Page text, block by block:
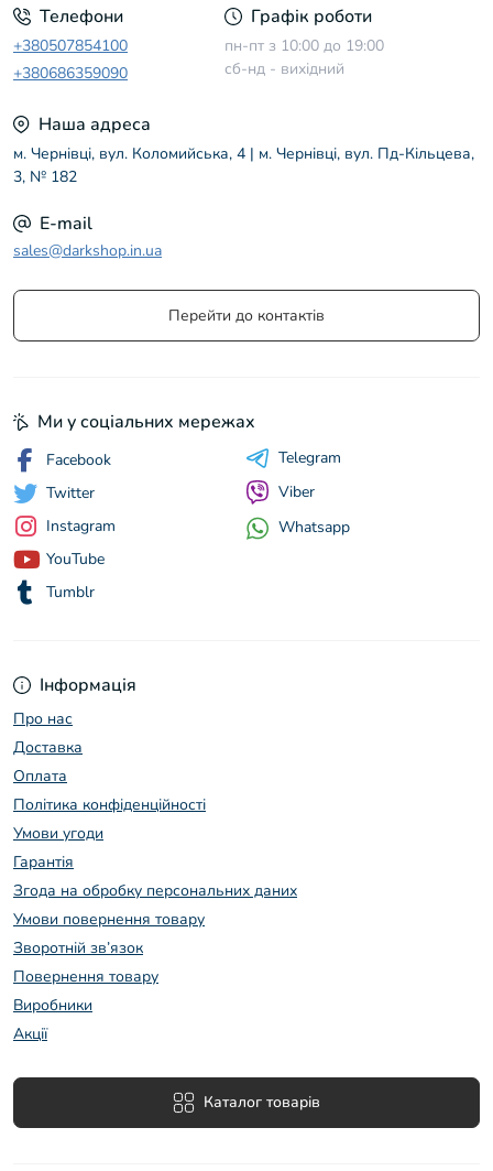
Телефони
+380507854100
+380686359090
Графік роботи
пн-пт з 10:00 до 19:00
сб-нд - вихідний
Наша адреса
м. Чернівці, вул. Коломийська, 4 | м. Чернівці, вул. Пд-Кільцева,
3, № 182
E-mail
sales@darkshop.in.ua
Перейти до контактів
Інформація
Про нас
Доставка
Оплата
Політика конфіденційності
Умови угоди
Гарантія
Згода на обробку персональних даних
Умови повернення товару
Зворотній зв’язок
Повернення товару
Виробники
Акції
Каталог товарів
Ми у соціальних мережах
Facebook
Twitter
Instagram
YouTube
Tumblr
Telegram
Viber
Whatsapp